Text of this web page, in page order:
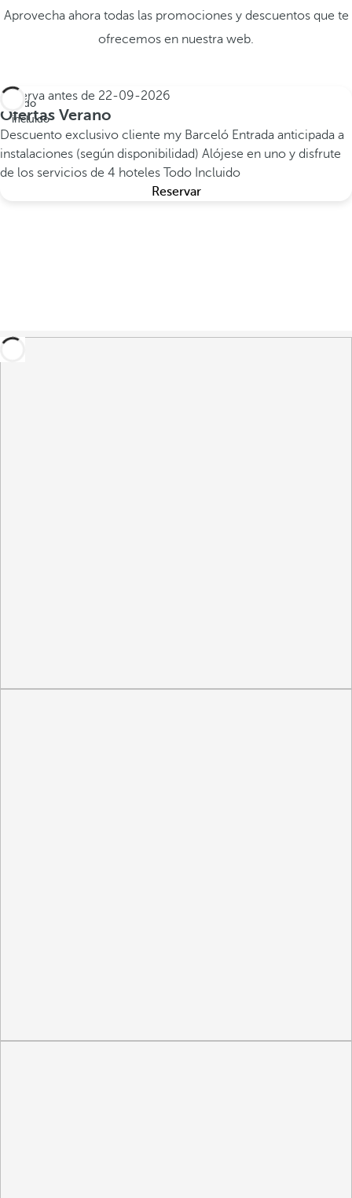
Aprovecha ahora todas las promociones y descuentos que te
ofrecemos en nuestra web.
Todo
incluido
Reserva antes de 22-09-2026
Ofertas Verano
Descuento exclusivo cliente my Barceló Entrada anticipada a
instalaciones (según disponibilidad) Alójese en uno y disfrute
de los servicios de 4 hoteles Todo Incluido
Reservar